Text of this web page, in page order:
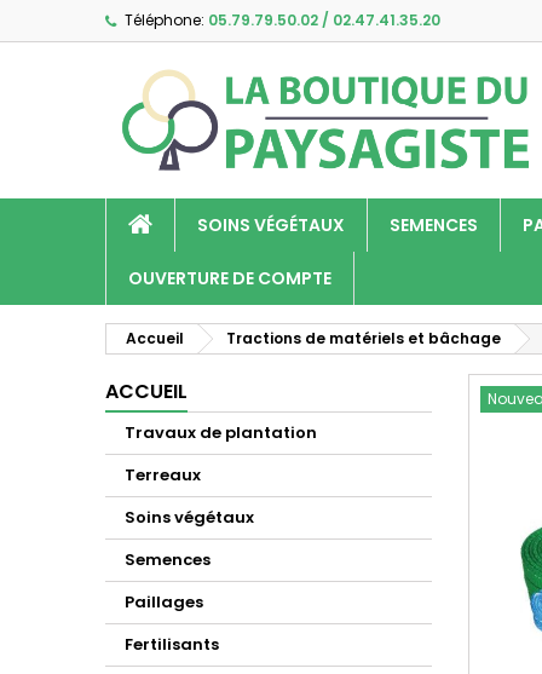
Téléphone: 05.79.79.50.02 / 02.47.41.35.20
SOINS VÉGÉTAUX SEMENCES
OUVERTURE DE COMPTE
Accueil Tractions de matériels et bâchage
ACCUEIL
Travaux de plantation
Terreaux
Soins végétaux
Semences
Paillages
Fertilisants
add_circle_outline